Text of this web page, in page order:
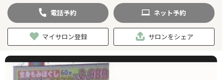
キーワード検索
ジャンルを選択
電話予約 ネット予約
マイサロン登録 サロンをシェア